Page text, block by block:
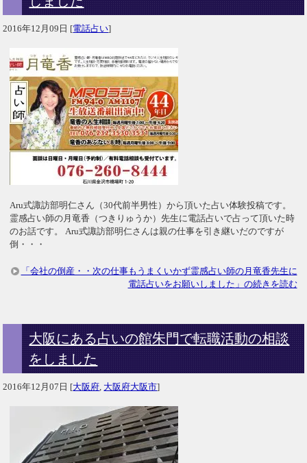
2016年12月09日 [電話占い]
Aru式諏訪部明仁さん（30代前半男性）から頂いた占い体験投稿です。
霊感占い師の月竜香（つきりゅうか）先生に電話占いで占って頂いた時
のお話です。 Aru式諏訪部明仁さんは親の仕事を引き継いだのですが
倒・・・
「会社の倒産・・次の仕事もうまくいかず霊感占い師の月竜香先生に
電話占いをお願いしました」の続きを読む
大阪にある占いの館朱門で転職活動の相談
をしました
2016年12月07日 [大阪府 大阪府大阪市]